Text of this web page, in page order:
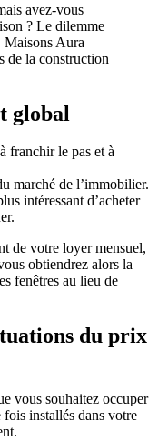
avez-vous
? Le dilemme
Maisons Aura
de la construction
global
franchir le pas et à
marché de l’immobilier.
intéressant d’acheter
de votre loyer mensuel,
obtiendrez alors la
fenêtres au lieu de
du prix
vous souhaitez occuper
installés dans votre